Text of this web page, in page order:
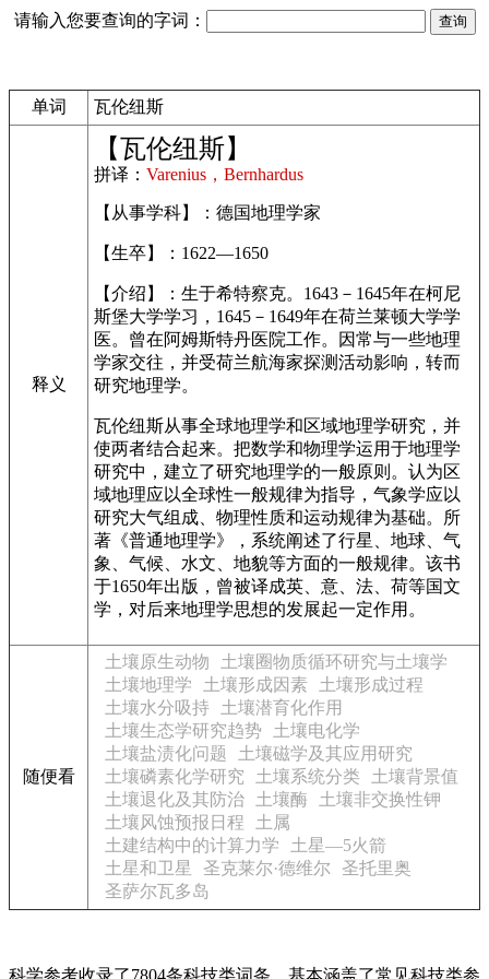
请输入您要查询的字词：
单词 瓦伦纽斯
释义
【瓦伦纽斯】
拼译： Varenius，Bernhardus
【从事学科】：德国地理学家
【生卒】：1622—1650
【介绍】：生于希特察克。1643－1645年在柯尼
斯堡大学学习，1645－1649年在荷兰莱顿大学学
医。曾在阿姆斯特丹医院工作。因常与一些地理
学家交往，并受荷兰航海家探测活动影响，转而
研究地理学。
瓦伦纽斯从事全球地理学和区域地理学研究，并
使两者结合起来。把数学和物理学运用于地理学
研究中，建立了研究地理学的一般原则。认为区
域地理应以全球性一般规律为指导，气象学应以
研究大气组成、物理性质和运动规律为基础。所
著《普通地理学》，系统阐述了行星、地球、气
象、气候、水文、地貌等方面的一般规律。该书
于1650年出版，曾被译成英、意、法、荷等国文
学，对后来地理学思想的发展起一定作用。
随便看
土壤原生动物
土壤圈物质循环研究与土壤学
土壤地理学
土壤形成因素
土壤形成过程
土壤水分吸持
土壤潜育化作用
土壤生态学研究趋势
土壤电化学
土壤盐渍化问题
土壤磁学及其应用研究
土壤磷素化学研究
土壤系统分类
土壤背景值
土壤退化及其防治
土壤酶
土壤非交换性钾
土壤风蚀预报日程
土属
土建结构中的计算力学
土星—5火箭
土星和卫星
圣克莱尔·德维尔
圣托里奥
圣萨尔瓦多岛
科学参考收录了7804条科技类词条，基本涵盖了常见科技类参